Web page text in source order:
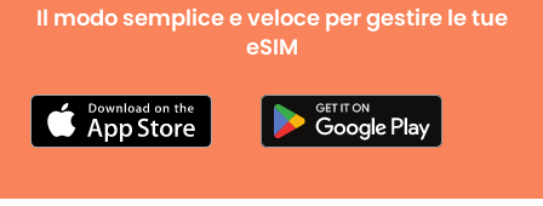
Il modo semplice e veloce per gestire le tue
eSIM